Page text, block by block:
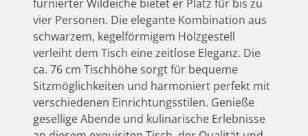
furnierter Wildeiche bietet er Platz für bis zu
vier Personen. Die elegante Kombination aus
schwarzem, kegelförmigem Holzgestell
verleiht dem Tisch eine zeitlose Eleganz. Die
ca. 76 cm Tischhöhe sorgt für bequeme
Sitzmöglichkeiten und harmoniert perfekt mit
verschiedenen Einrichtungsstilen. Genieße
gesellige Abende und kulinarische Erlebnisse